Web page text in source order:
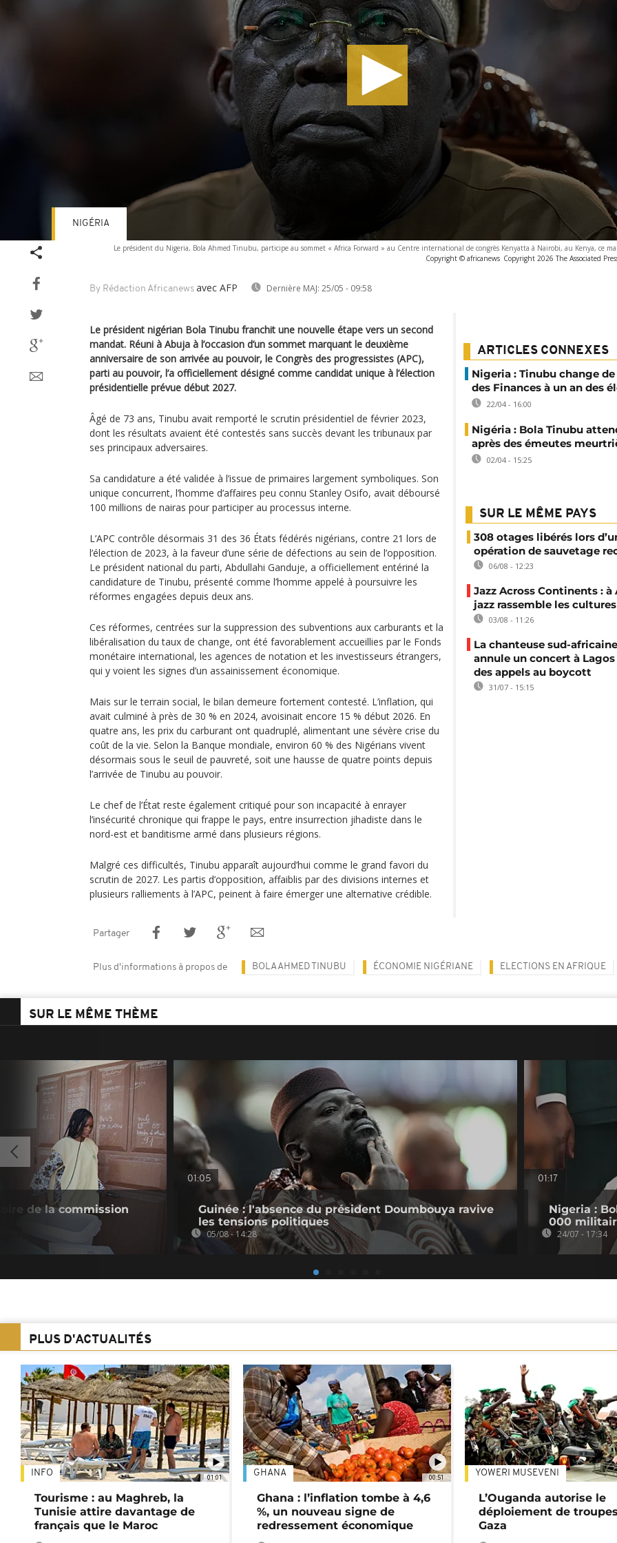
Le président du Nigeria, Bola Ahmed Tinubu, participe au sommet « Africa Forward » au Centre international de congrès Kenyatta à Nairobi, au Kenya, ce
Copyright © africanews Copyright 2026 The Associated
By Rédaction Africanews avec AFP Dernière MAJ: 25/05 - 09:58
NIGÉRIA
Le président nigérian Bola Tinubu franchit une nouvelle étape vers un second
mandat. Réuni à Abuja à l’occasion d’un sommet marquant le deuxième
anniversaire de son arrivée au pouvoir, le Congrès des progressistes (APC),
parti au pouvoir, l’a officiellement désigné comme candidat unique à l’élection
présidentielle prévue début 2027.
Âgé de 73 ans, Tinubu avait remporté le scrutin présidentiel de février 2023,
dont les résultats avaient été contestés sans succès devant les tribunaux par
ses principaux adversaires.
Sa candidature a été validée à l’issue de primaires largement symboliques. Son
unique concurrent, l’homme d’affaires peu connu Stanley Osifo, avait déboursé
100 millions de nairas pour participer au processus interne.
L’APC contrôle désormais 31 des 36 États fédérés nigérians, contre 21 lors de
l’élection de 2023, à la faveur d’une série de défections au sein de l’opposition.
Le président national du parti, Abdullahi Ganduje, a officiellement entériné la
candidature de Tinubu, présenté comme l’homme appelé à poursuivre les
réformes engagées depuis deux ans.
Ces réformes, centrées sur la suppression des subventions aux carburants et la
libéralisation du taux de change, ont été favorablement accueillies par le Fonds
monétaire international, les agences de notation et les investisseurs étrangers,
qui y voient les signes d’un assainissement économique.
Mais sur le terrain social, le bilan demeure fortement contesté. L’inflation, qui
avait culminé à près de 30 % en 2024, avoisinait encore 15 % début 2026. En
quatre ans, les prix du carburant ont quadruplé, alimentant une sévère crise du
coût de la vie. Selon la Banque mondiale, environ 60 % des Nigérians vivent
désormais sous le seuil de pauvreté, soit une hausse de quatre points depuis
l’arrivée de Tinubu au pouvoir.
Le chef de l’État reste également critiqué pour son incapacité à enrayer
l’insécurité chronique qui frappe le pays, entre insurrection jihadiste dans le
nord-est et banditisme armé dans plusieurs régions.
Malgré ces difficultés, Tinubu apparaît aujourd’hui comme le grand favori du
scrutin de 2027. Les partis d’opposition, affaiblis par des divisions internes et
plusieurs ralliements à l’APC, peinent à faire émerger une alternative crédible.
ARTICLES CONNEXES
Nigeria : Tinubu change
des Finances à un an des
22/04 - 16:00
Nigéria : Bola Tinubu
après des émeutes
02/04 - 15:25
SUR LE MÊME PAYS
308 otages libérés lors
opération de sauvetage
06/08 - 12:23
Jazz Across Continents : à
jazz rassemble les cultures
03/08 - 11:26
La chanteuse sud-
annule un concert à Lagos
des appels au boycott
31/07 - 15:15
Partager
Plus d'informations à propos de BOLA AHMED TINUBU ÉCONOMIE NIGÉRIANE ELECTIONS EN AFRIQUE
SUR LE MÊME THÈME
de la commission
01:05
Guinée : l'absence du président Doumbouya ravive
les tensions politiques
05/08 - 14:28
01:17
Nigeria :
000
24/07 - 17:34
PLUS D'ACTUALITÉS
01:01
INFO
Tourisme : au Maghreb, la
Tunisie attire davantage de
français que le Maroc
00:51
GHANA
Ghana : l’inflation tombe à 4,6
%, un nouveau signe de
redressement économique
YOWERI MUSEVENI
L’Ouganda autorise le
déploiement de
Gaza